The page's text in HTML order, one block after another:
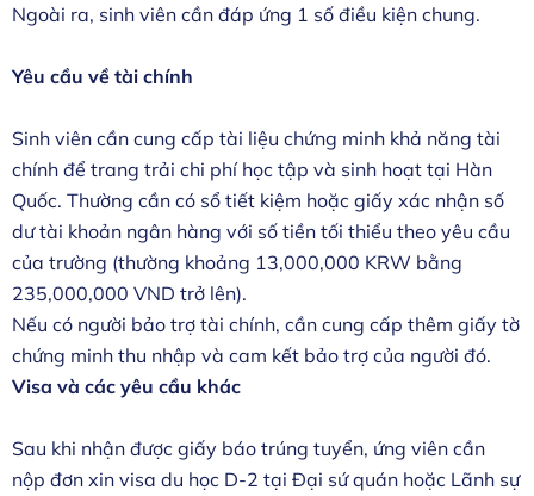
Ngoài ra, sinh viên cần đáp ứng 1 số điều kiện chung.
Yêu cầu về tài chính
Sinh viên cần cung cấp tài liệu chứng minh khả năng tài
chính để trang trải chi phí học tập và sinh hoạt tại Hàn
Quốc. Thường cần có sổ tiết kiệm hoặc giấy xác nhận số
dư tài khoản ngân hàng với số tiền tối thiểu theo yêu cầu
của trường (thường khoảng 13,000,000 KRW bằng
235,000,000 VND trở lên).
Nếu có người bảo trợ tài chính, cần cung cấp thêm giấy tờ
chứng minh thu nhập và cam kết bảo trợ của người đó.
Visa và các yêu cầu khác
Sau khi nhận được giấy báo trúng tuyển, ứng viên cần
nộp đơn xin visa du học D-2 tại Đại sứ quán hoặc Lãnh sự